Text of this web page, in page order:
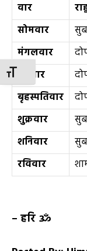
TOGGLE FONT SIZE
वार
सोमवार
मंगलवार
बुधवार
बृहस्पतिवार
शुक्रवार
शनिवार
रविवार
– हरि ॐ